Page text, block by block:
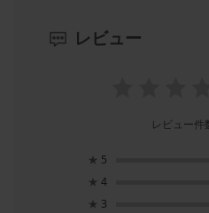
レビュー
レビュー件
★ 5
★ 4
★ 3